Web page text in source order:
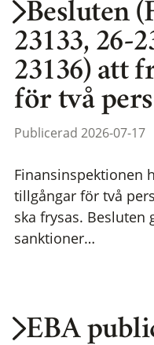
Besluten
23133, 26-
23136) att
för två
Publicerad 2026-07-17
Finansinspektionen
tillgångar för två
ska frysas. Besluten
sanktioner…
EBA